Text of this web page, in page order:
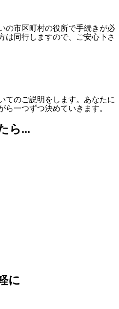
の市区町村の役所で手続きが必
は同行しますので、ご安心下さ
てのご説明をします。あなたに
ら一つずつ決めていきます。
ら...
に